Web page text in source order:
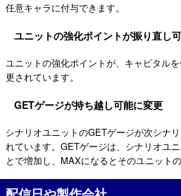
任意キャラに付与できます。
ユニットの強化ポイントが振り直し
ユニットの強化ポイントが、キャピタル
更されています。
GETゲージが持ち越し可能に変更
シナリオユニットのGETゲージが次シナ
れています。GETゲージは、シナリオユ
とで増加し、MAXになるとそのユニット